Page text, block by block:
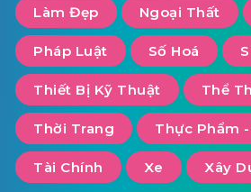
Làm Đẹp Ngoại Thất
Pháp Luật Số Hoá
Thiết Bị Kỹ Thuật Thể
Thời Trang Thực Phẩm
Tài Chính Xe Xây